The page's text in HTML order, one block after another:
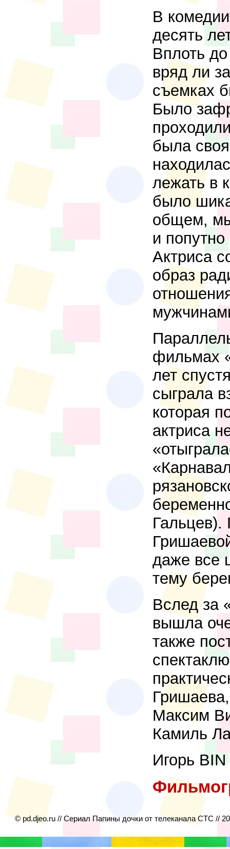
В
десять
Вплоть
вряд ли
съемках
Было
была
лежать в
было
общем,
и
Актриса
образ
фильмах
лет
сыграла
которая
актриса
Гальцев).
даже все
тему
Вслед за
вышла
также
Максим
Камиль
Игорь BIN
© pd.djeo.ru // Сериал Папины дочки от телеканала СТС //